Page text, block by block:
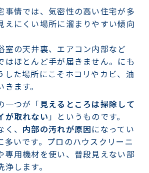
事情では、気密性の高い住宅が多
えにくい場所に溜まりやすい傾向
室の天井裏、エアコン内部など
はほとんど手が届きません。にも
した場所にこそホコリやカビ、油
ます。
一つが「 見えるところは掃除して
が取れない 」というものです。
、 内部の汚れが原因になってい
多いです。プロのハウスクリーニ
専用機材を使い、普段見えない部
します。